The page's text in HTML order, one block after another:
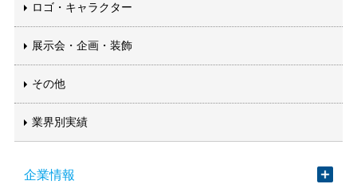
ロゴ・キャラクター
展示会・企画・装飾
その他
業界別実績
企業情報